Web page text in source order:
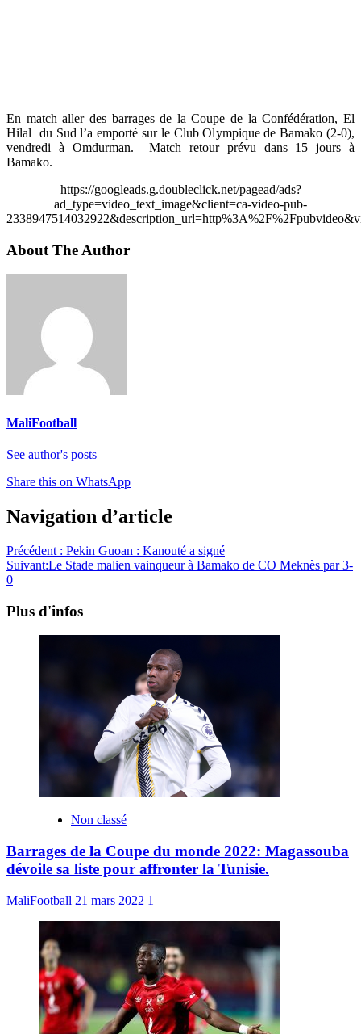
En match aller des barrages de la Coupe de la Confédération, El
Hilal du Sud l’a emporté sur le Club Olympique de Bamako (2-0),
vendredi à Omdurman. Match retour prévu dans 15 jours à
Bamako.
https://googleads.g.doubleclick.net/pagead/ads?
ad_type=video_text_image&client=ca-video-pub-
About The Author
MaliFootball
See author's posts
Share this on WhatsApp
Navigation d’article
Précédent : Pekin Guoan : Kanouté a signé
Suivant:Le Stade malien vainqueur à Bamako de CO Meknès par 3-
0
Plus d'infos
Non classé
Barrages de la Coupe du monde 2022: Magassouba
dévoile sa liste pour affronter la Tunisie.
MaliFootball 21 mars 2022 1